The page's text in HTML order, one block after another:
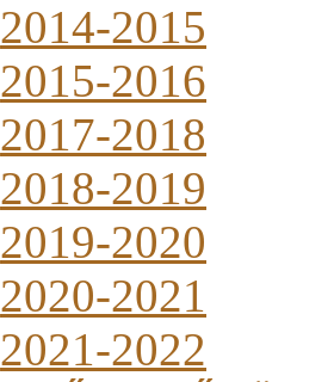
2014-2015
2015-2016
2017-2018
2018-2019
2019-2020
2020-2021
2021-2022